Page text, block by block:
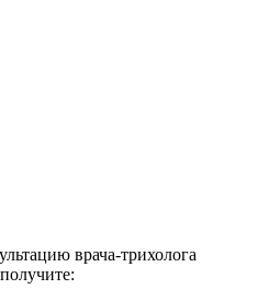
врача-трихолога